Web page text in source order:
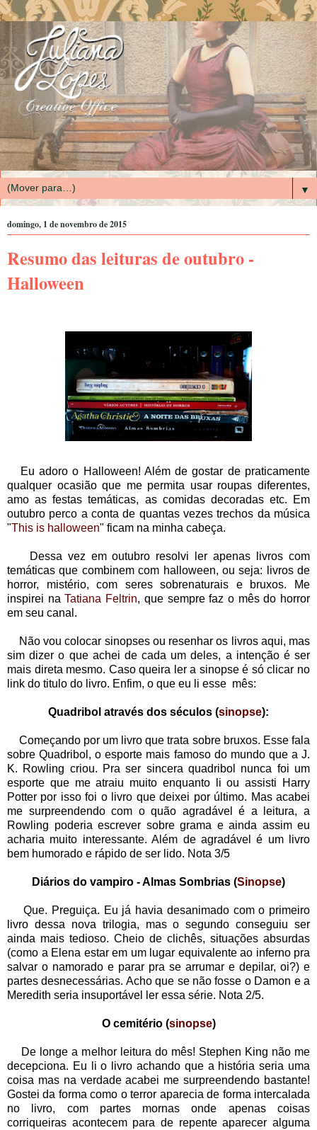
▼
domingo, 1 de novembro de 2015
Resumo das leituras de outubro -
Halloween
Eu adoro o Halloween! Além de gostar de praticamente
qualquer ocasião que me permita usar roupas diferentes,
amo as festas temáticas, as comidas decoradas etc. Em
outubro perco a conta de quantas vezes trechos da música
"This is halloween" ficam na minha cabeça.
Dessa vez em outubro resolvi ler apenas livros com
temáticas que combinem com halloween, ou seja: livros de
horror, mistério, com seres sobrenaturais e bruxos. Me
inspirei naTatiana Feltrin, que sempre faz o mês do horror
em seu canal.
Não vou colocar sinopses ou resenhar os livros aqui, mas
sim dizer o que achei de cada um deles, a intenção é ser
mais direta mesmo. Caso queira ler a sinopse é só clicar no
link do titulo do livro. Enfim, o que eu li esse mês:
Quadribol através dos séculos (sinopse):
Começando por um livro que trata sobre bruxos. Esse fala
sobre Quadribol, o esporte mais famoso do mundo que a J.
K. Rowling criou. Pra ser sincera quadribol nunca foi um
esporte que me atraiu muito enquanto li ou assisti Harry
Potter por isso foi o livro que deixei por último. Mas acabei
me surpreendendo com o quão agradável é a leitura, a
Rowling poderia escrever sobre grama e ainda assim eu
acharia muito interessante. Além de agradável é um livro
bem humorado e rápido de ser lido. Nota 3/5
Diários do vampiro - Almas Sombrias (Sinopse)
Que. Preguiça. Eu já havia desanimado com o primeiro
livro dessa nova trilogia, mas o segundo conseguiu ser
ainda mais tedioso. Cheio de clichês, situações absurdas
(como a Elena estar em um lugar equivalente ao inferno pra
salvar o namorado e parar pra se arrumar e depilar, oi?) e
partes desnecessárias. Acho que se não fosse o Damon e a
Meredith seria insuportável ler essa série. Nota 2/5.
O cemitério (sinopse)
De longe a melhor leitura do mês! Stephen King não me
decepciona. Eu li o livro achando que a história seria uma
coisa mas na verdade acabei me surpreendendo bastante!
Gostei da forma como o terror aparecia de forma intercalada
no livro, com partes mornas onde apenas coisas
corriqueiras acontecem para de repente aparecer alguma